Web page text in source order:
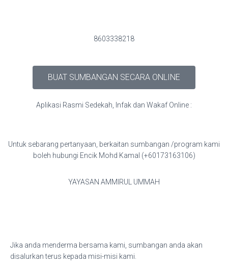
8603338218
BUAT SUMBANGAN SECARA ONLINE
Aplikasi Rasmi Sedekah, Infak dan Wakaf Online :
Untuk sebarang pertanyaan, berkaitan sumbangan /program kami
boleh hubungi Encik Mohd Kamal (+60173163106)
YAYASAN AMMIRUL UMMAH
Jika anda menderma bersama kami, sumbangan anda akan
disalurkan terus kepada misi-misi kami.